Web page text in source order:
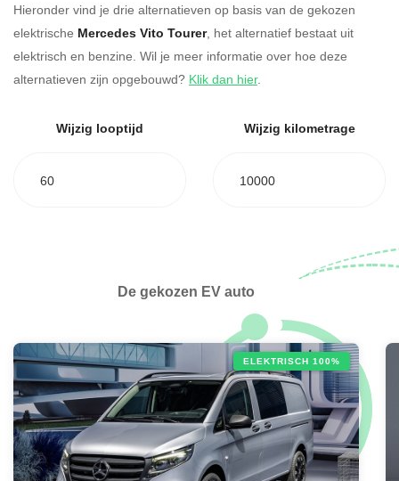
Hieronder vind je drie alternatieven op basis van de gekozen
elektrische Mercedes Vito Tourer, het alternatief bestaat uit
elektrisch en benzine. Wil je meer informatie over hoe deze
alternatieven zijn opgebouwd? Klik dan hier.
Wijzig looptijd
60
Wijzig kilometrage
10000
De gekozen EV auto
ELEKTRISCH 100%